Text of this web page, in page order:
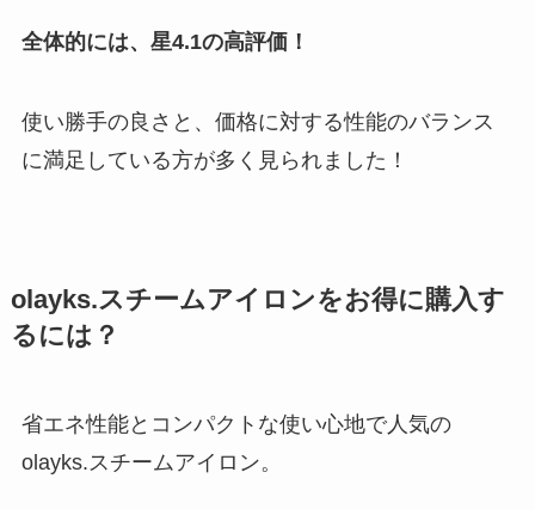
全体的には、星4.1の高評価！
使い勝手の良さと、価格に対する性能のバランス
に満足している方が多く見られました！
olayks.スチームアイロンをお得に購入す
るには？
省エネ性能とコンパクトな使い心地で人気の
olayks.スチームアイロン。